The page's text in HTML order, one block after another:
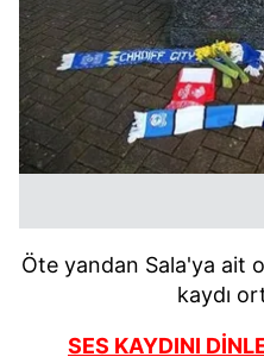
Öte yandan Sala'ya ait
kaydı
SES KAYDINI